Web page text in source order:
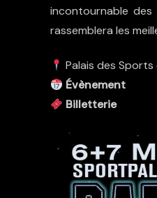
incontournable
rassemblera les
Palais des Sports
Évènement
Billetterie